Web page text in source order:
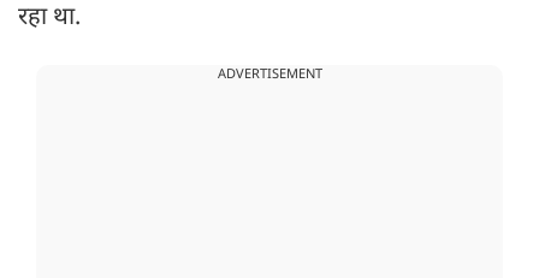
रहा था.
ADVERTISEMENT